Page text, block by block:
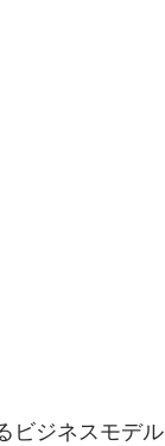
ビジネスモデル